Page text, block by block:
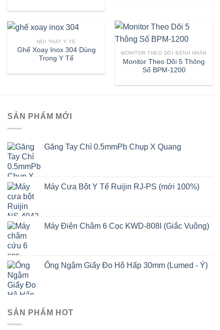
NỘI THẤT Y TẾ
Ghế Xoay Inox 304 Dùng
Trong Y Tế
MONITOR THEO DÕI BỆNH NHÂN
Monitor Theo Dõi 5 Thông
Số BPM-1200
SẢN PHẨM MỚI
Găng Tay Chì 0.5mmPb Chụp X Quang
Máy Cưa Bột Y Tế Ruijin RJ-PS (mới 100%)
Máy Điện Châm 6 Cọc KWD-808I (Giắc Vuông)
Ống Ngậm Giấy Đo Hô Hấp 30mm (Lumed - Ý)
SẢN PHẨM HOT